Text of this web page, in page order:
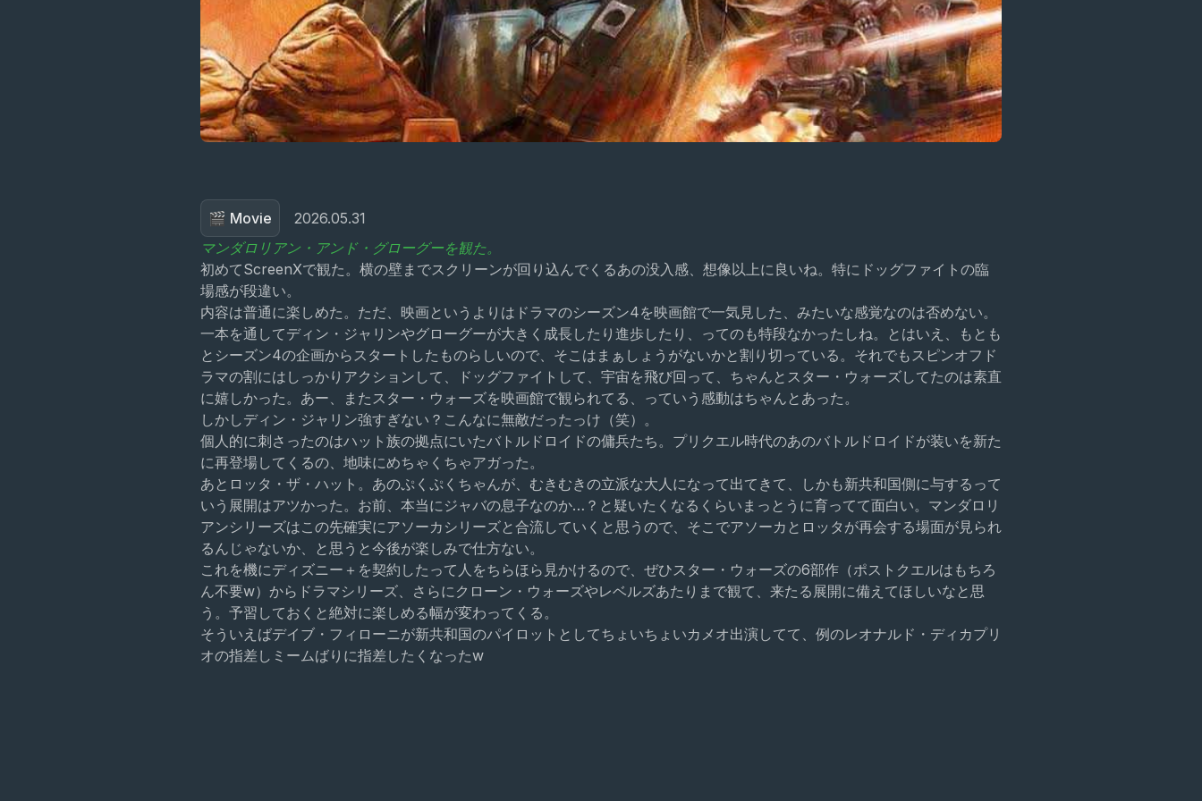
🎬 Movie 2026.05.31
マンダロリアン・アンド・グローグーを観た。
初めてScreenXで観た。横の壁までスクリーンが回り込んでくるあの没入感、想像以上に良いね。特にドッグファイトの臨
場感が段違い。
内容は普通に楽しめた。ただ、映画というよりはドラマのシーズン4を映画館で一気見した、みたいな感覚なのは否めない。
一本を通してディン・ジャリンやグローグーが大きく成長したり進歩したり、ってのも特段なかったしね。とはいえ、もとも
とシーズン4の企画からスタートしたものらしいので、そこはまぁしょうがないかと割り切っている。それでもスピンオフド
ラマの割にはしっかりアクションして、ドッグファイトして、宇宙を飛び回って、ちゃんとスター・ウォーズしてたのは素直
に嬉しかった。あー、またスター・ウォーズを映画館で観られてる、っていう感動はちゃんとあった。
しかしディン・ジャリン強すぎない？こんなに無敵だったっけ（笑）。
個人的に刺さったのはハット族の拠点にいたバトルドロイドの傭兵たち。プリクエル時代のあのバトルドロイドが装いを新た
に再登場してくるの、地味にめちゃくちゃアガった。
あとロッタ・ザ・ハット。あのぷくぷくちゃんが、むきむきの立派な大人になって出てきて、しかも新共和国側に与するって
いう展開はアツかった。お前、本当にジャバの息子なのか…？と疑いたくなるくらいまっとうに育ってて面白い。マンダロリ
アンシリーズはこの先確実にアソーカシリーズと合流していくと思うので、そこでアソーカとロッタが再会する場面が見られ
るんじゃないか、と思うと今後が楽しみで仕方ない。
これを機にディズニー＋を契約したって人をちらほら見かけるので、ぜひスター・ウォーズの6部作（ポストクエルはもちろ
ん不要w）からドラマシリーズ、さらにクローン・ウォーズやレベルズあたりまで観て、来たる展開に備えてほしいなと思
う。予習しておくと絶対に楽しめる幅が変わってくる。
そういえばデイブ・フィローニが新共和国のパイロットとしてちょいちょいカメオ出演してて、例のレオナルド・ディカプリ
オの指差しミームばりに指差したくなったw